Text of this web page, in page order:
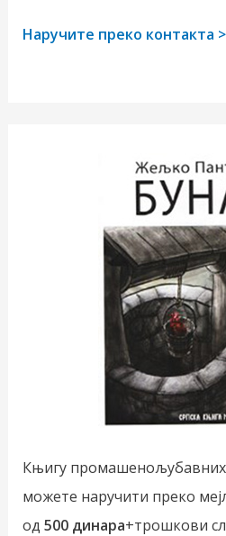
Наручите преко контакта
Књигу промашенољубавних
можете наручити преко
од 500 динара+трошкови